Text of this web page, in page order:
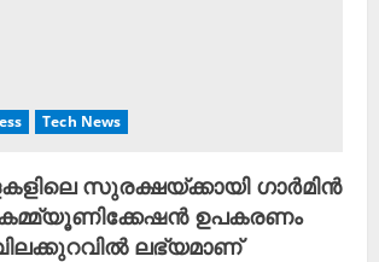
Tech News
സുരക്ഷയ്ക്കായി ഗാർമിൻ
കമ്മ്യൂണിക്കേഷൻ ഉപകരണം
ലഭ്യമാണ്